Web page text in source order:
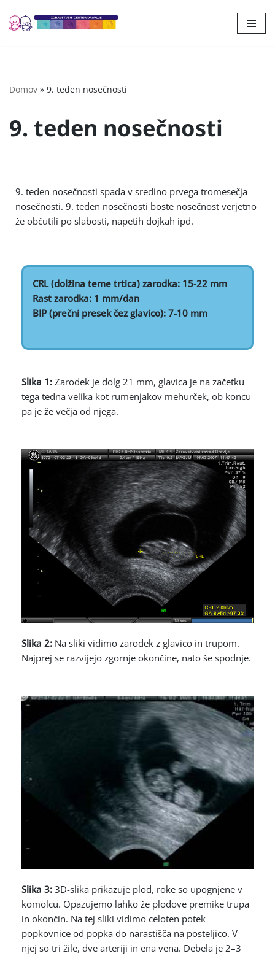
Skoči
Domov » 9. teden nosečnosti
9. teden nosečnosti
9. teden nosečnosti spada v sredino prvega tromesečja
nosečnosti. 9. teden nosečnosti boste nosečnost verjetno
že občutili po slabosti, napetih dojkah ipd.
CRL (dolžina teme trtica) zarodka: 15-22 mm
Rast zarodka: 1 mm/dan
BIP (prečni presek čez glavico): 7-10 mm
Slika 1: Zarodek je dolg 21 mm, glavica je na začetku
tega tedna velika kot rumenjakov mehurček, ob koncu
pa je že večja od njega.
Slika 2: Na sliki vidimo zarodek z glavico in trupom.
Najprej se razvijejo zgornje okončine, nato še spodnje.
Slika 3: 3D-slika prikazuje plod, roke so upognjene v
komolcu. Opazujemo lahko že plodove premike trupa
in okončin. Na tej sliki vidimo celoten potek
popkovnice od popka do narastišča na posteljico. V
njej so tri žile, dve arteriji in ena vena. Debela je 2–3